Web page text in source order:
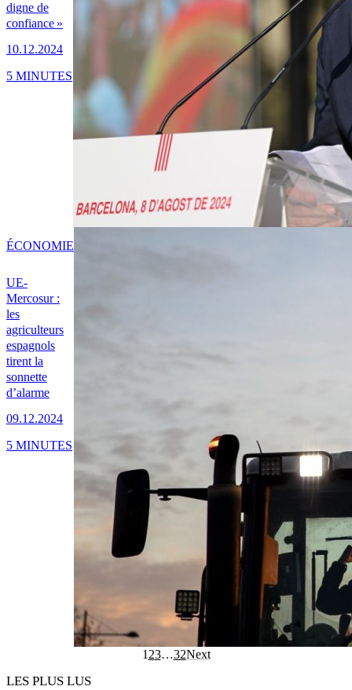
digne de
confiance »
10.12.2024
5 MINUTES
UE-
Mercosur :
les
agriculteurs
espagnols
tirent la
sonnette
d’alarme
09.12.2024
ÉCONOMIE
5 MINUTES
1 23…32Next
LES PLUS LUS